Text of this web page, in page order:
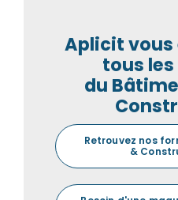
Aplicit vous
tous
du
Retrouvez nos
&